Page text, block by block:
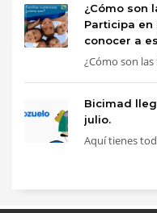
¿Cómo son
Participa en
conocer a
¿Cómo son
Bicimad
julio.
Aquí tienes